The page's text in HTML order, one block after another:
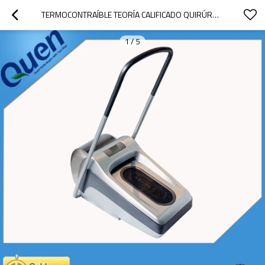
TERMOCONTRAÍBLE TEORÍA CALIFICADO QUIRÚRGICAS DESECHABLES DE PLÁSTICO PE MÁQUINA CUBIERTA DE LA ZAPATA PARA MÉDICA
1/5